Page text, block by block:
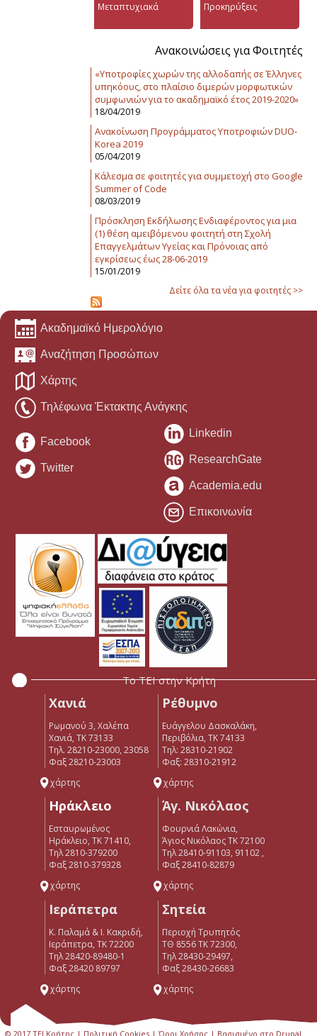
Μεταπτυχιακά Προκηρύξεις
Ανακοινώσεις για Φοιτητές
«Υποτροφίες χωρών της αλλοδαπής σε Έλληνες
υπηκόους, στο πλαίσιο διμερών μορφωτικών
συμφωνιών για το ακαδημαϊκό έτος 2019-2020»
18/04/2019
Ανακοίνωση Προγράμματος Υποτροφιών DUO-
Korea 2019
05/04/2019
Κάλεσμα σε φοιτητές για συμμετοχή στο Google
Summer of Code
08/03/2019
Πρόσκληση Εκδήλωσης Ενδιαφέροντος για μια
(1) θέση αμειβόμενου φοιτητή στη Σχολή
Επαγγελμάτων Υγείας και Πρόνοιας από
εγκρίσεως έως 28-06-2019
15/01/2019
Δείτε όλα τα νέα για φοιτητές >>
Ακαδημαϊκό Ημερολόγιο
Αναζήτηση Προσώπων
Χάρτης
Τηλέφωνα Έκτακτης Ανάγκης
Facebook
Twitter
Linkedin
ResearchGate
Academia.edu
Επικοινωνία
Το ΤΕΙ στην Κρήτη
Χανιά
Ρωμανού 3, Χαλέπα
Χανιά, ΤΚ 73133
Τηλ. 28210-23000, 23058
Φαξ 28210-23003
χάρτης
Ρέθυμνο
Ευάγγελου Δασκαλάκη,
Περιβόλια, ΤΚ 74133
Tηλ: 28310-21902
Φαξ: 28310-21912
χάρτης
Ηράκλειο
Εσταυρωμένος
Ηράκλειο, ΤΚ 71410,
Τηλ 2810-379200
Φαξ 2810-379328
χάρτης
Άγ. Νικόλαος
Φουρνιά Λακώνια,
Άγιος Νικόλαος ΤΚ 72100
Τηλ 28410-91103, 91102 ,
Φαξ 28410-82879
χάρτης
Ιεράπετρα
Κ. Παλαμά & Ι. Κακριδή,
Ιεράπετρα, ΤΚ 72200
Tηλ 28420-89480-1
Φαξ 28420 89797
χάρτης
Σητεία
Περιοχή Τρυπητός
ΤΘ 8556 ΤΚ 72300,
Τηλ 28430-29497,
Φαξ 28430-26683
χάρτης
© 2017 ΤΕΙ Κρήτης | Πολιτική Cookies | Όροι Χρήσης | Βασισμένο στο Drupal